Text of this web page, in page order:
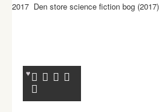
2017 Den store science fiction bog (2017)